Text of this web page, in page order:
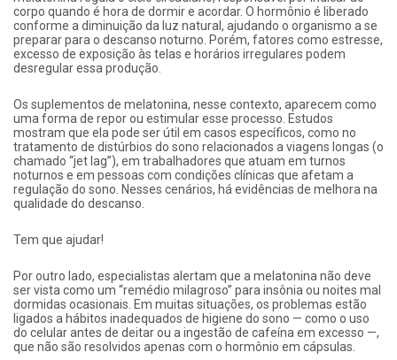
corpo quando é hora de dormir e acordar. O hormônio é liberado
conforme a diminuição da luz natural, ajudando o organismo a se
preparar para o descanso noturno. Porém, fatores como estresse,
excesso de exposição às telas e horários irregulares podem
desregular essa produção.
Os suplementos de melatonina, nesse contexto, aparecem como
uma forma de repor ou estimular esse processo. Estudos
mostram que ela pode ser útil em casos específicos, como no
tratamento de distúrbios do sono relacionados a viagens longas (o
chamado “jet lag”), em trabalhadores que atuam em turnos
noturnos e em pessoas com condições clínicas que afetam a
regulação do sono. Nesses cenários, há evidências de melhora na
qualidade do descanso.
Tem que ajudar!
Por outro lado, especialistas alertam que a melatonina não deve
ser vista como um “remédio milagroso” para insônia ou noites mal
dormidas ocasionais. Em muitas situações, os problemas estão
ligados a hábitos inadequados de higiene do sono — como o uso
do celular antes de deitar ou a ingestão de cafeína em excesso —,
que não são resolvidos apenas com o hormônio em cápsulas.